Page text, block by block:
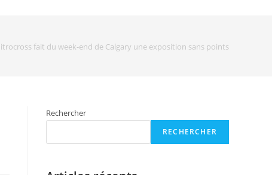
fait du week-end de Calgary une exposition sans points
Rechercher
RECHERCHER